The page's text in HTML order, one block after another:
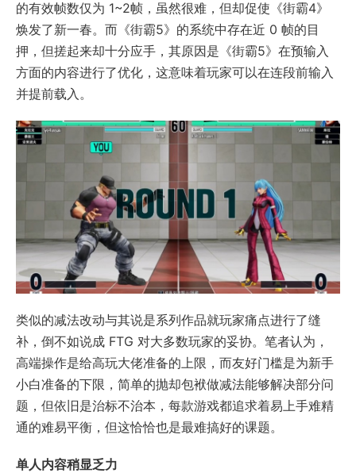
的有效帧数仅为 1~2帧，虽然很难，但却促使《街霸4》
焕发了新一春。而《街霸5》的系统中存在近 0 帧的目
押，但搓起来却十分应手，其原因是《街霸5》在预输入
方面的内容进行了优化，这意味着玩家可以在连段前输入
并提前载入。
类似的减法改动与其说是系列作品就玩家痛点进行了缝
补，倒不如说成 FTG 对大多数玩家的妥协。笔者认为，
高端操作是给高玩大佬准备的上限，而友好门槛是为新手
小白准备的下限，简单的抛却包袱做减法能够解决部分问
题，但依旧是治标不治本，每款游戏都追求着易上手难精
通的难易平衡，但这恰恰也是最难搞好的课题。
单人内容稍显乏力